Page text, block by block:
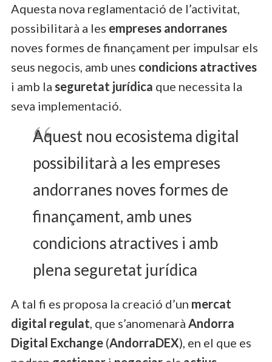
Aquesta nova reglamentació de l’activitat,
possibilitarà a les empreses andorranes
noves formes de finançament per impulsar els
seus negocis, amb unes condicions atractives
i amb la seguretat jurídica que necessita la
seva implementació.
Aquest nou ecosistema digital
possibilitarà a les empreses
andorranes noves formes de
finançament, amb unes
condicions atractives i amb
plena seguretat jurídica
A tal fi es proposa la creació d’un mercat
digital regulat, que s’anomenarà Andorra
Digital Exchange (AndorraDEX), en el que es